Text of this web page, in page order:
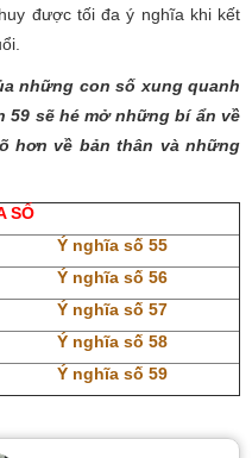
được tối đa ý nghĩa khi kết
những con số xung quanh
59 sẽ hé mở những bí ẩn về
hơn về bản thân và những
SỐ
Ý nghĩa số 55
Ý nghĩa số 56
Ý nghĩa số 57
Ý nghĩa số 58
Ý nghĩa số 59